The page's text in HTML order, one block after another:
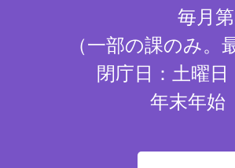
毎月
（一部の課のみ
閉庁日：土曜
年末年始